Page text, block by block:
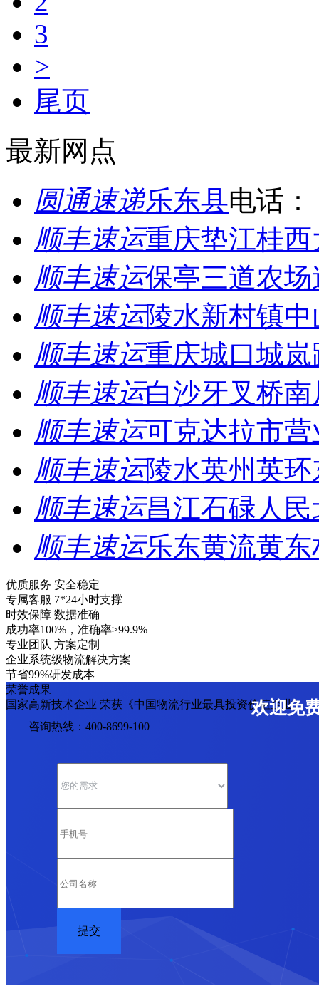
3
>
尾页
最新网点
圆通速递乐东县电话：
顺丰速运重庆垫江桂
顺丰速运保亭三道农
顺丰速运陵水新村镇
顺丰速运重庆城口城
顺丰速运白沙牙叉桥
顺丰速运可克达拉市营
顺丰速运陵水英州英
顺丰速运昌江石碌人
顺丰速运乐东黄流黄
优质服务 安全稳定
专属客服 7*24小时支撑
时效保障 数据准确
成功率100%，准确率≥99.9%
专业团队 方案定制
企业系统级物流解决方案
节省99%研发成本
荣誉成果
国家高新技术企业 荣获《中国物流行业最具投资价值企业》
欢迎免
咨询热线：400-8699-100